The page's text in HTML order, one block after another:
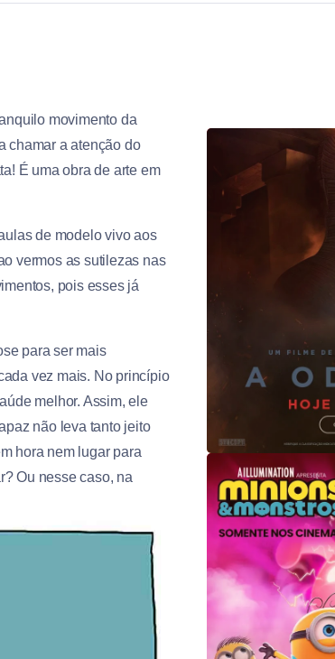
movimento da
chamar a atenção do
É uma obra de arte em
de modelo vivo aos
vermos as sutilezas nas
pois esses já
para ser mais
vez mais. No princípio
melhor. Assim, ele
não leva tanto jeito
hora nem lugar para
Ou nesse caso, na